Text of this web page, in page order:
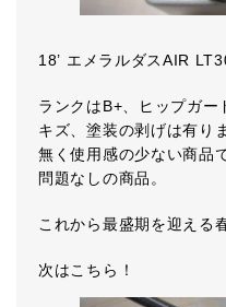
18’ エメラルダスAIR
ランクはB+、ヒップガ
キズ、塗装の剥げは有り
無く使用感の少ない商品
問題なしの商品。
これから最盛期を迎える
次はこちら！